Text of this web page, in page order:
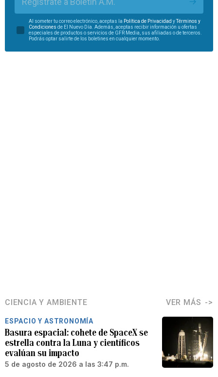
Al someter tu correo electrónico, aceptas la Política de Privacidad yTérminos y
Condiciones de El Nuevo Día. Además, aceptas recibir información u ofertas
especiales de productos o servicios de GFR Media, sus afiliadas o de terceros.
Podrás optar salirte de los boletines en cualquier momento.
CIENCIA Y AMBIENTE VER MÁS
ESPACIO Y ASTRONOMÍA
Basura espacial: cohete de SpaceX se
estrella contra la Luna y científicos
evalúan su impacto
5 de agosto de 2026 a las 3:47 p.m.